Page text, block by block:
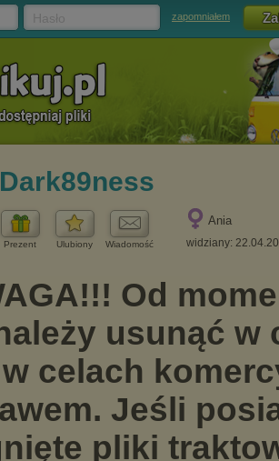
zapomniałem
Dark89ness
Prezent Ulubiony Wiadomość
Ania
widziany: